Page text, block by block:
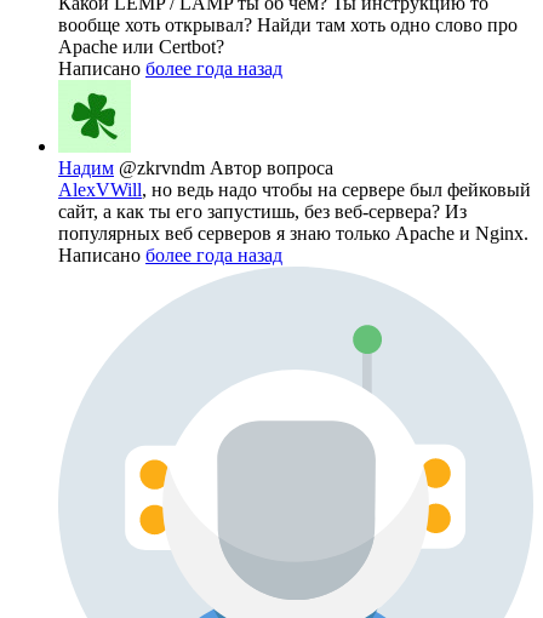
вообще хоть открывал? Найди там хоть одно слово про
Apache или Certbot?
Написано более года назад
Надим @zkrvndm Автор вопроса
AlexVWill, но ведь надо чтобы на сервере был фейковый
сайт, а как ты его запустишь, без веб-сервера? Из
популярных веб серверов я знаю только Apache и Nginx.
Написано более года назад